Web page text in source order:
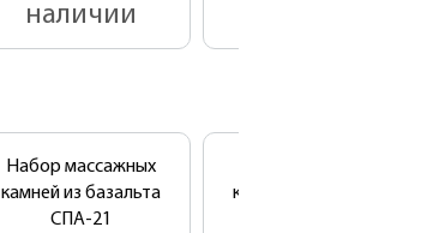
наличии
Набор массажных
камней из базальта
СПА-21
камней из базальта